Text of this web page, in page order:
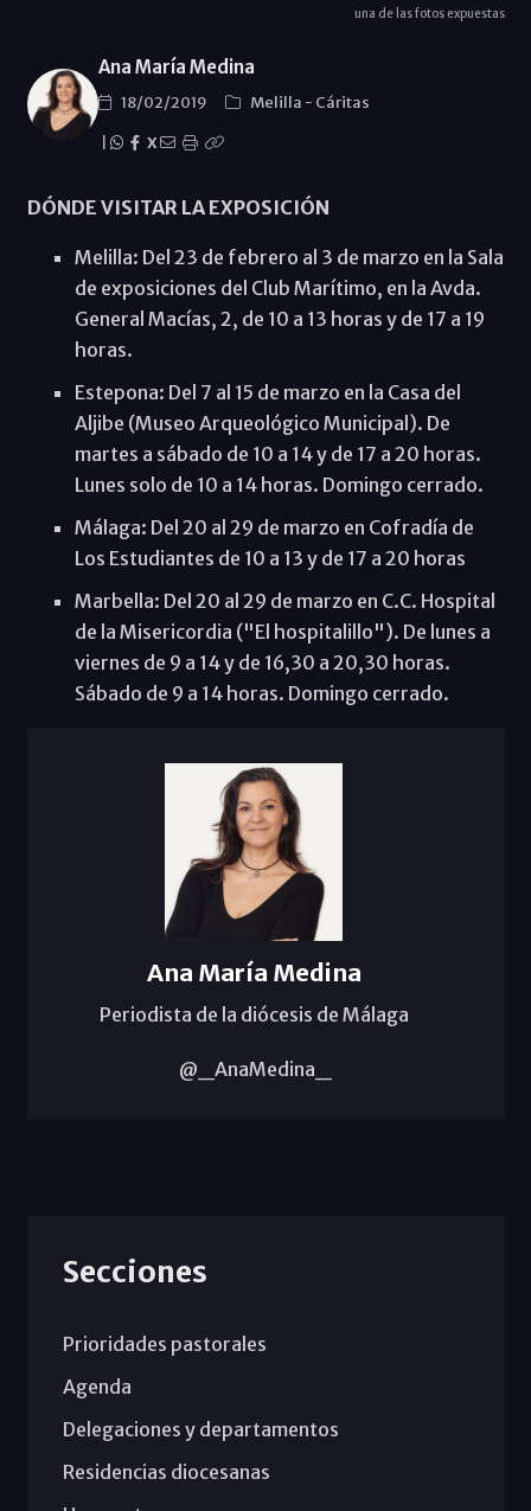
una de las fotos expuestas
Ana María Medina
18/02/2019 Melilla - Cáritas
X
DÓNDE VISITAR LA EXPOSICIÓN
Melilla: Del 23 de febrero al 3 de marzo en la Sala
de exposiciones del Club Marítimo, en la Avda.
General Macías, 2, de 10 a 13 horas y de 17 a 19
horas.
Estepona: Del 7 al 15 de marzo en la Casa del
Aljibe (Museo Arqueológico Municipal). De
martes a sábado de 10 a 14 y de 17 a 20 horas.
Lunes solo de 10 a 14 horas. Domingo cerrado.
Málaga: Del 20 al 29 de marzo en Cofradía de
Los Estudiantes de 10 a 13 y de 17 a 20 horas
Marbella: Del 20 al 29 de marzo en C.C. Hospital
de la Misericordia ("El hospitalillo"). De lunes a
viernes de 9 a 14 y de 16,30 a 20,30 horas.
Sábado de 9 a 14 horas. Domingo cerrado.
Ana María Medina
Periodista de la diócesis de Málaga
@_AnaMedina_
Secciones
Prioridades pastorales
Agenda
Delegaciones y departamentos
Residencias diocesanas